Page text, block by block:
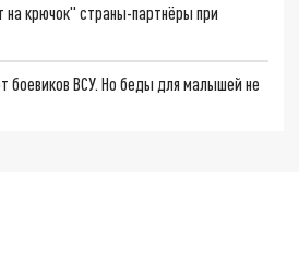
на крючок" страны-партнёры при
боевиков ВСУ. Но беды для малышей не